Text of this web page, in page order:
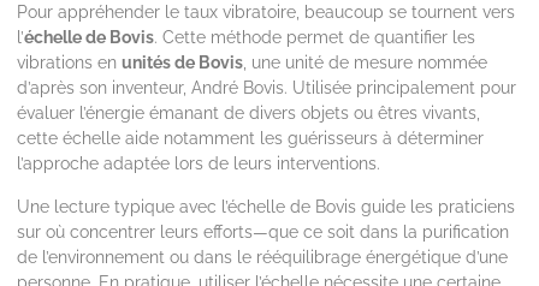
Pour appréhender le taux vibratoire, beaucoup se tournent vers
l’échelle de Bovis. Cette méthode permet de quantifier les
vibrations en unités de Bovis , une unité de mesure nommée
d’après son inventeur, André Bovis. Utilisée principalement pour
évaluer l’énergie émanant de divers objets ou êtres vivants,
cette échelle aide notamment les guérisseurs à déterminer
l’approche adaptée lors de leurs interventions.
Une lecture typique avec l’échelle de Bovis guide les praticiens
sur où concentrer leurs efforts—que ce soit dans la purification
de l’environnement ou dans le rééquilibrage énergétique d’une
personne. En pratique, utiliser l’échelle nécessite une certaine